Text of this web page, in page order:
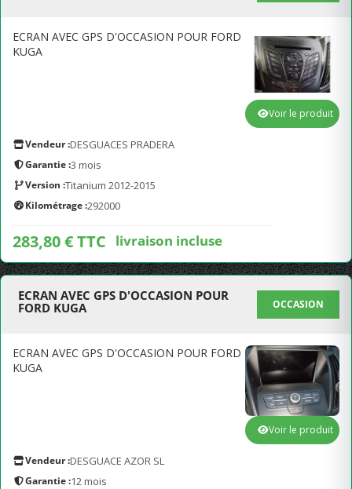
ECRAN AVEC GPS D'OCCASION POUR FORD
KUGA
Vendeur :DESGUACES PRADERA
Garantie :3 mois
Version :Titanium 2012-2015
Kilométrage :292000
283,80 € TTC livraison incluse
Voir le produit
ECRAN AVEC GPS D'OCCASION POUR
FORD KUGA
OCCASION
ECRAN AVEC GPS D'OCCASION POUR FORD
KUGA
Vendeur :DESGUACE AZOR SL
Garantie :12 mois
Voir le produit